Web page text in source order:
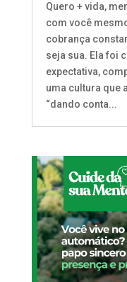
Quero + vida,
com você
cobrança
seja sua. Ela foi
expectativa,
uma cultura que
“dando conta...